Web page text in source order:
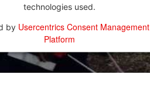
technologies used.
by Usercentrics Consent Management
Platform